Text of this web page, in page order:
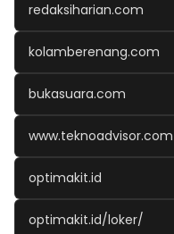
redaksiharian.com
kolamberenang.com
bukasuara.com
www.teknoadvisor.com
optimakit.id
optimakit.id/loker/